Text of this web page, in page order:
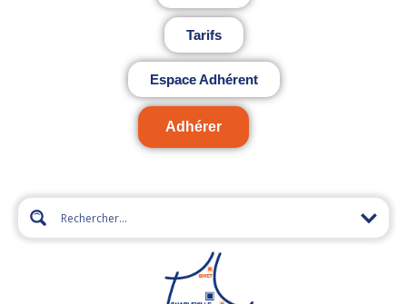
Tarifs
Espace Adhérent
Adhérer